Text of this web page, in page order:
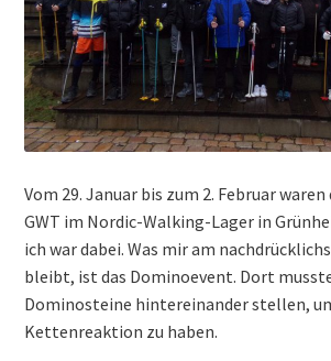
Vom 29. Januar bis zum 2. Februar waren
GWT im Nordic-Walking-Lager in
ich war dabei. Was mir am
bleibt, ist das Dominoevent. Dort
Dominosteine hintereinander stellen,
Kettenreaktion zu haben.